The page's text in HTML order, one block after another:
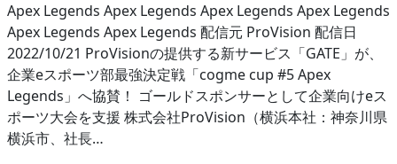
Apex Legends Apex Legends Apex Legends Apex Legends
Apex Legends Apex Legends 配信元 ProVision 配信日
2022/10/21 ProVisionの提供する新サービス「GATE」が、
企業eスポーツ部最強決定戦「cogme cup #5 Apex
Legends」へ協賛！ ゴールドスポンサーとして企業向けeス
ポーツ大会を支援 株式会社ProVision（横浜本社：神奈川県
横浜市、社長…